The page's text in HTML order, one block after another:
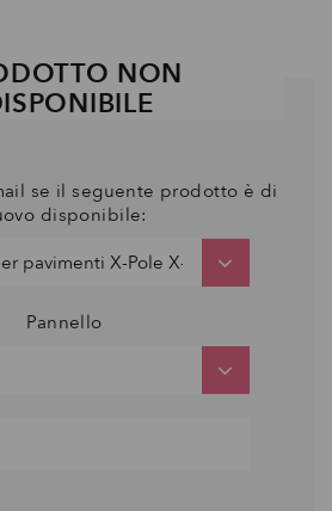
NON
se il seguente prodotto è di
disponibile:
Pannello